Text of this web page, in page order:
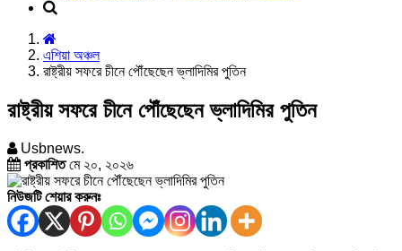
এশিয়া অঞ্চল
রাষ্ট্রীয় সফরে চীনে পৌঁছেছেন ভ্লাদিমির পুতিন
রাষ্ট্রীয় সফরে চীনে পৌঁছেছেন ভ্লাদিমির পুতিন
Usbnews.
প্রকাশিতমে ২০, ২০২৬
নিউজটি শেয়ার করুনঃ